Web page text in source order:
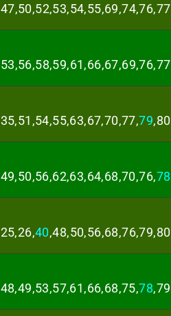
47,50,52,53,54,55,69,74,76,77
53,56,58,59,61,66,67,69,76,77
35,51,54,55,63,67,70,77,79,80
49,50,56,62,63,64,68,70,76,78
25,26,40,48,50,56,68,76,79,80
48,49,53,57,61,66,68,75,78,79